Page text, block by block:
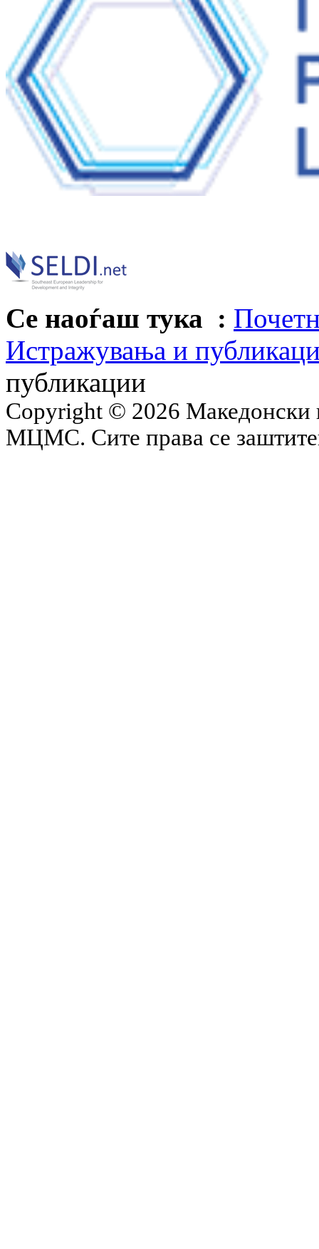
Се наоѓаш тука :
Истражувања и
публикации
Copyright © 2026 Македонски
МЦМС. Сите права се